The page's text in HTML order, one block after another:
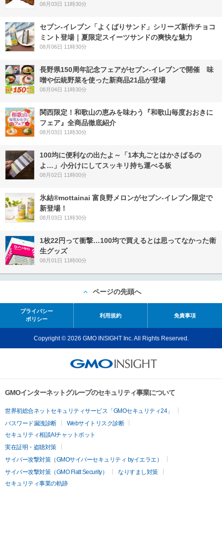
08月03日 11時30分
セブン‐イレブン「よくばりサンド」シリーズ新作チョコ
ミント登場｜夏限定スイーツサンドの爽快な魅力
08月06日 11時30分
長野県150周年記念フェアがセブン-イレブンで開催 味
噌や伝統野菜を使った新商品21品が登場
08月04日 11時30分
関西限定！和歌山の恵みを味わう『和歌山毎度おおきに
フェア』全商品徹底紹介
08月03日 11時30分
100均に便利なの出たよ～「1本丸ごとはかさばるの
よ…」小分けにしてスッキリ持ち運べる板
08月02日 11時00分
氷結®mottainai 富良野メロンがセブン‐イレブン限定で
新登場！
08月03日 11時30分
1枚22円って衝撃…100均で買えるとは思ってなかった衛
生グッズ
08月01日 11時00分
ページの先頭へ
プライバシー
ポリシー
利用規約 免責事項
Copyright © 2026 GMO INSIGHT Inc. All Rights Reserved.
GMOインターネットグループのセキュリティ事業について
世界初総合ネットセキュリティサービス「GMOセキュリティ24」
パスワード漏洩診断
Webサイトリスク診断
セキュリティ相談AIチャットボット
実在証明・盗聴対策
サイバー攻撃対策（GMOサイバーセキュリティ byイエラエ）
サイバー攻撃対策（GMO Flatt Security）
なりすまし対策
セキュリティ事業の軌跡